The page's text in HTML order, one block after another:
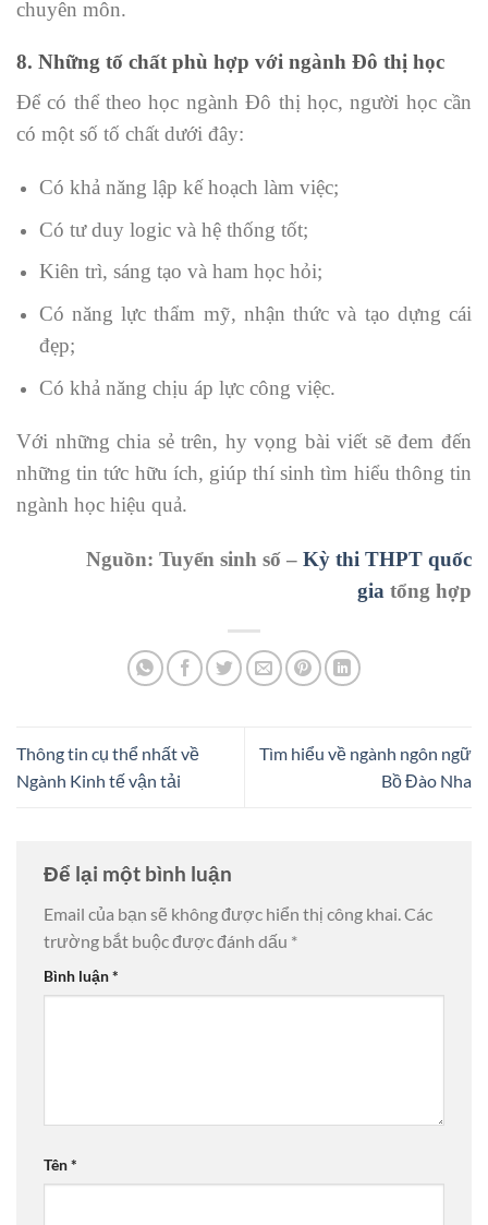
chuyên môn.
8. Những tố chất phù hợp với ngành Đô thị học
Để có thể theo học ngành Đô thị học, người học cần
có một số tố chất dưới đây:
Có khả năng lập kế hoạch làm việc;
Có tư duy logic và hệ thống tốt;
Kiên trì, sáng tạo và ham học hỏi;
Có năng lực thẩm mỹ, nhận thức và tạo dựng cái
đẹp;
Có khả năng chịu áp lực công việc.
Với những chia sẻ trên, hy vọng bài viết sẽ đem đến
những tin tức hữu ích, giúp thí sinh tìm hiểu thông tin
ngành học hiệu quả.
Nguồn: Tuyển sinh số – Kỳ thi THPT quốc
gia tổng hợp
Thông tin cụ thể nhất về
Ngành Kinh tế vận tải
Tìm hiểu về ngành ngôn ngữ
Bồ Đào Nha
Để lại một bình luận
Email của bạn sẽ không được hiển thị công khai.Các
trường bắt buộc được đánh dấu *
Bình luận*
Tên*